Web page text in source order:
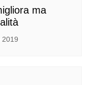
ma
2019